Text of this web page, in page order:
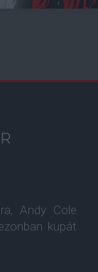
Andy Cole
kupát